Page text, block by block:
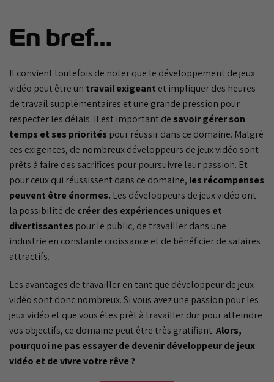
En bref…
Il convient toutefois de noter que le développement de jeux
vidéo peut être un travail exigeant et impliquer des heures
de travail supplémentaires et une grande pression pour
respecter les délais. Il est important de savoir gérer son
temps et ses priorités pour réussir dans ce domaine. Malgré
ces exigences, de nombreux développeurs de jeux vidéo sont
prêts à faire des sacrifices pour poursuivre leur passion. Et
pour ceux qui réussissent dans ce domaine, les récompenses
peuvent être énormes. Les développeurs de jeux vidéo ont
la possibilité de créer des expériences uniques et
divertissantes pour le public, de travailler dans une
industrie en constante croissance et de bénéficier de salaires
attractifs.
Les avantages de travailler en tant que développeur de jeux
vidéo sont donc nombreux. Si vous avez une passion pour les
jeux vidéo et que vous êtes prêt à travailler dur pour atteindre
vos objectifs, ce domaine peut être très gratifiant.Alors,
pourquoi ne pas essayer de devenir développeur de jeux
vidéo et de vivre votre rêve ?